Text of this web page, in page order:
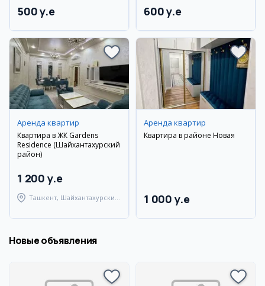
500 y.e 600 y.e
Аренда квартир
Квартира в ЖК Gardens
Residence (Шайхантахурский
район)
1 200 y.e
Ташкент, Шайхантахурский
Аренда квартир
Квартира в районе Новая
1 000 y.e
Новые объявления